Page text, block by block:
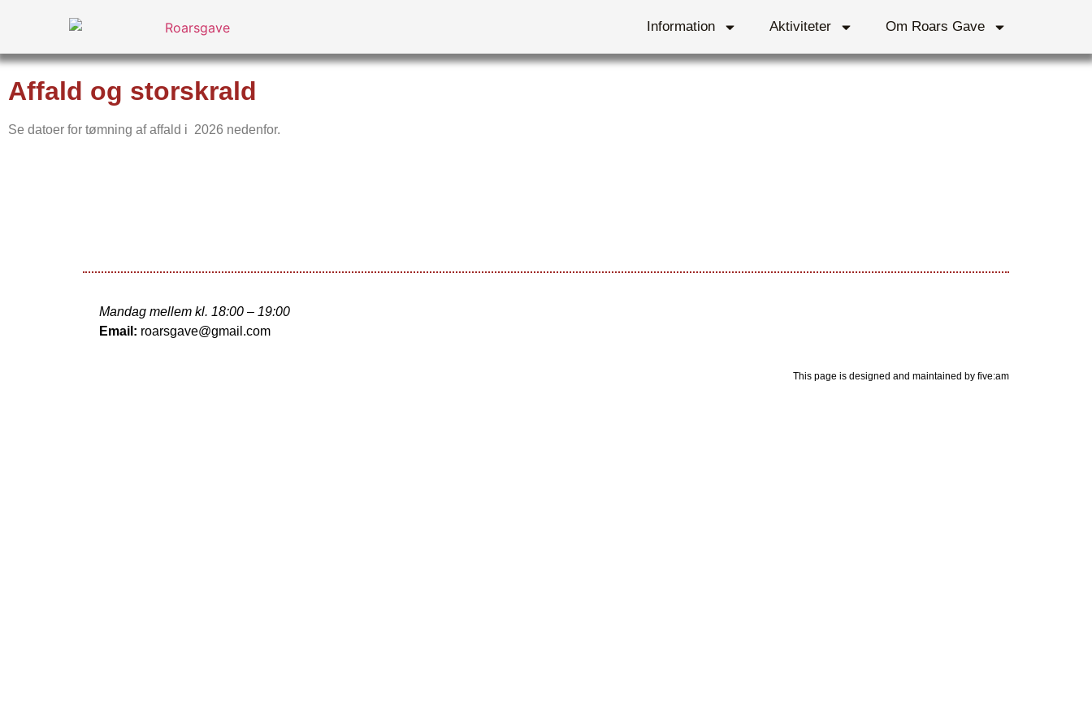
Information Aktiviteter Om Roars Gave
Affald og storskrald
Se datoer for tømning af affald i 2026 nedenfor.
Mandag mellem kl. 18:00 – 19:00
Email: roarsgave@gmail.com
This page is designed and maintained by five:am